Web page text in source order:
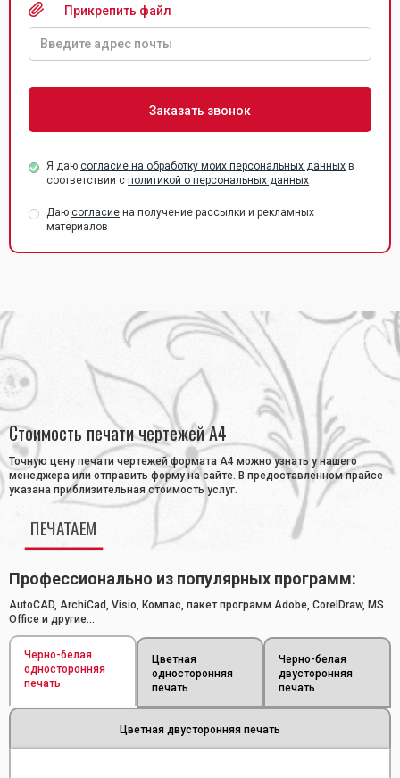
Прикрепить файл
Я даю согласие на обработку моих персональных данных в
соответствии с политикой о персональных данных
Даю согласие на получение рассылки и рекламных
материалов
Главная ПЕЧАТЬ ЧЕРТЕЖЕЙ
Печать чертежей А4
Стоимость печати чертежей А4
Точную цену печати чертежей формата А4 можно узнать у нашего
менеджера или отправить форму на сайте. В предоставленном прайсе
указана приблизительная стоимость услуг.
ПЕЧАТАЕМ
Профессионально из популярных программ:
AutoCAD, ArchiCad, Visio, Компас, пакет программ Adobe, CorelDraw, MS
Office и другие...
Черно-белая
односторонняя
печать
Цветная
односторонняя
печать
Черно-белая
двусторонняя
печать
Цветная двусторонняя печать